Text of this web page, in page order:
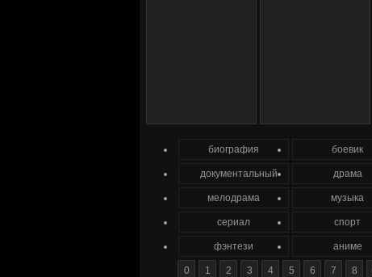
биография боевик
документальный драма
мелодрама музыка
сериал спорт
фэнтези аниме
0 1 2 3 4 5 6 7 8